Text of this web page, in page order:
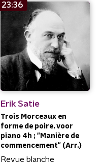
23:36
Erik Satie
Trois Morceaux en
forme de poire, voor
piano 4h ; "Manière de
commencement" (Arr.)
Revue blanche